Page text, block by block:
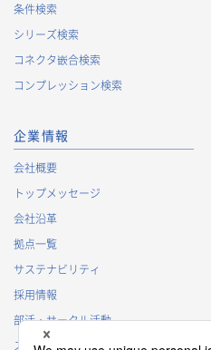
条件検索
シリーズ検索
コネクタ嵌合検索
コンプレッション検索
企業情報
会社概要
トップメッセージ
会社沿革
拠点一覧
サステナビリティ
採用情報
部活・サークル活動
スポンサー活動